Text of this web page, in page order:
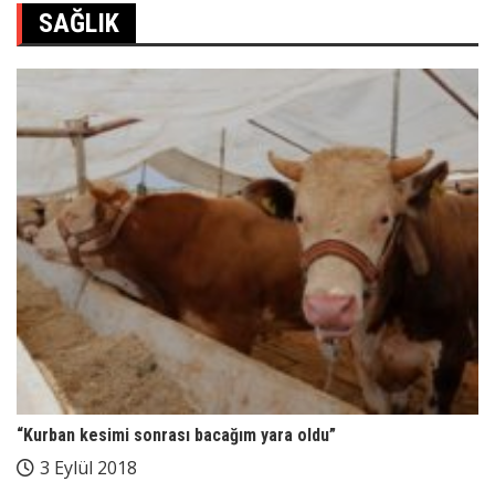
SAĞLIK
“Kurban kesimi sonrası bacağım yara oldu”
3 Eylül 2018